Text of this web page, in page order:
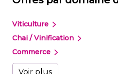
Viticulture
Chai / Vinification
Commerce
Voir plus